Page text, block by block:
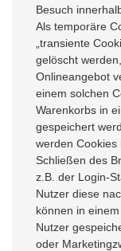
Besuch
Als temporäre
„transiente
gelöscht
Onlineangebot
einem solchen
Warenkorbs in
gespeichert
werden Cookies
Schließen des
z.B. der Login-
Nutzer diese
können in
Nutzer
oder